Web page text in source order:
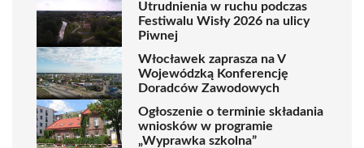
Utrudnienia w ruchu podczas
Festiwalu Wisły 2026 na ulicy
Piwnej
Włocławek zaprasza na V
Wojewódzką Konferencję
Doradców Zawodowych
Ogłoszenie o terminie składania
wniosków w programie
„Wyprawka szkolna”